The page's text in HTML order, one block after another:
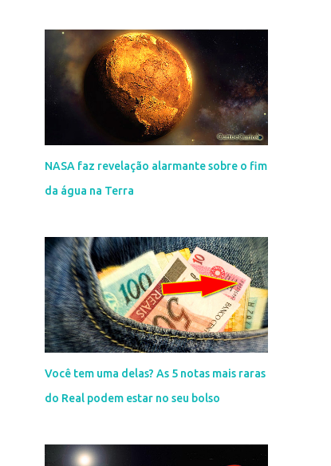
NASA faz revelação alarmante sobre o fim
da água na Terra
Você tem uma delas? As 5 notas mais raras
do Real podem estar no seu bolso